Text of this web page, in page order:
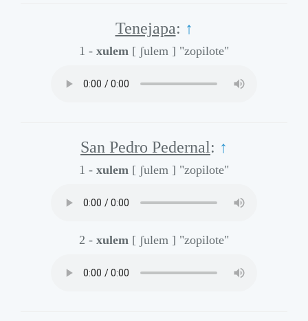
Tenejapa: ↑
1 - xulem [ ʃulem ] "zopilote"
San Pedro Pedernal: ↑
1 - xulem [ ʃulem ] "zopilote"
2 - xulem [ ʃulem ] "zopilote"